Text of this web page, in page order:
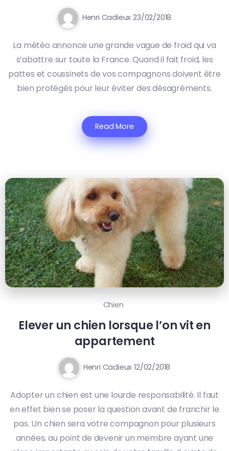
Henri Cadieux 23/02/2018
La météo annonce une grande vague de froid qui va
s’abattre sur toute la France. Quand il fait froid, les
pattes et coussinets de vos compagnons doivent être
bien protégés pour leur éviter des désagréments.
Read More
Chien
Elever un chien lorsque l’on vit en
appartement
Henri Cadieux 12/02/2018
Adopter un chien est une lourde responsabilité. Il faut
en effet bien se poser la question avant de franchir le
pas. Un chien sera votre compagnon pour plusieurs
années, au point de devenir un membre ayant une